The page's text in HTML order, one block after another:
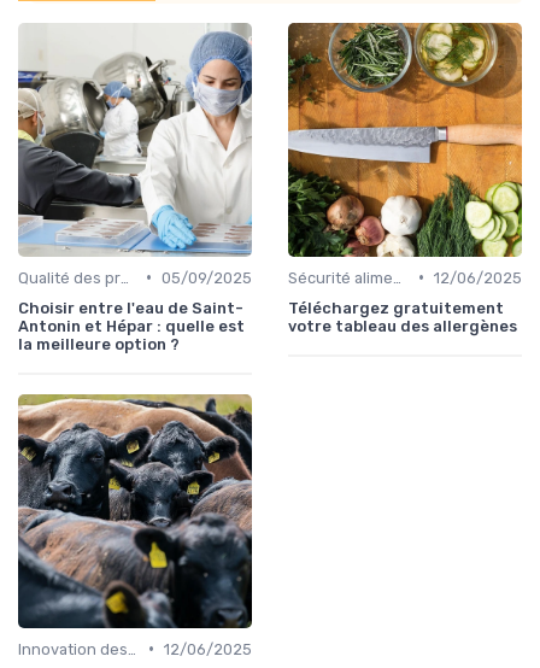
• 05/09/2025
Choisir entre l'eau de Saint-
Antonin et Hépar : quelle est
la meilleure option ?
• 12/06/2025
Téléchargez gratuitement
votre tableau des allergènes
• 12/06/2025